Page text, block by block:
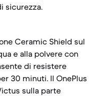
sicurezza.
Ceramic Shield sul
e alla polvere con
di resistere
30 minuti. Il OnePlus
sulla parte